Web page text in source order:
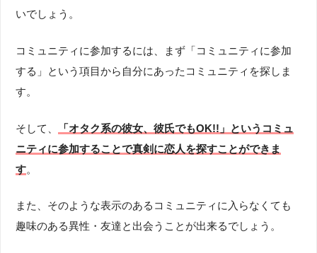
いでしょう。
コミュニティに参加するには、まず「コミュニティに参加
する」という項目から自分にあったコミュニティを探しま
す。
そして、 「オタク系の彼女、彼氏でもOK!!」というコミュ
ニティに参加することで真剣に恋人を探すことができま
す。
また、そのような表示のあるコミュニティに入らなくても
趣味のある異性・友達と出会うことが出来るでしょう。